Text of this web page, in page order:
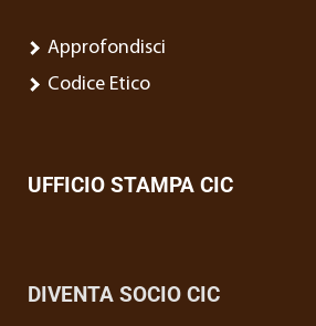
Approfondisci
Codice Etico
UFFICIO STAMPA CIC
DIVENTA SOCIO CIC